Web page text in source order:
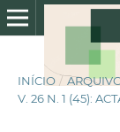
INÍCIO /
V. 26 N. 1 (45):